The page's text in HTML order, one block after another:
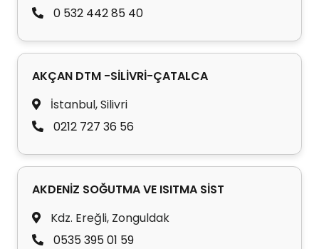
0 532 442 85 40
AKÇAN DTM -SİLİVRİ-ÇATALCA
İstanbul, Silivri
0212 727 36 56
AKDENİZ SOĞUTMA VE ISITMA SİST
Kdz. Ereğli, Zonguldak
0535 395 01 59